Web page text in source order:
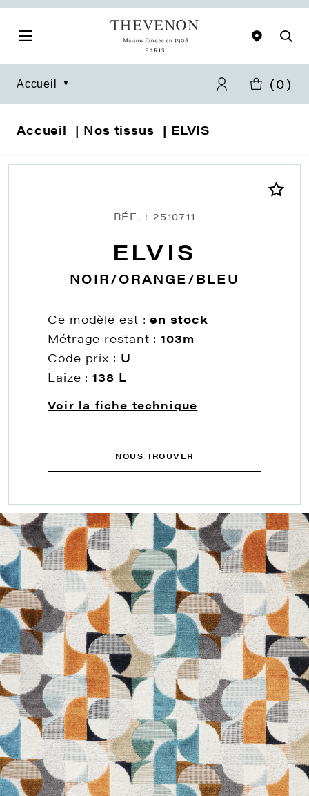
Accueil (0)
Accueil Nos tissus ELVIS
RÉF. : 2510711
ELVIS
NOIR/ORANGE/BLEU
Ce modèle est :en stock
Métrage restant :103m
Code prix : U
Laize :138 L
Voir la fiche technique
NOUS TROUVER